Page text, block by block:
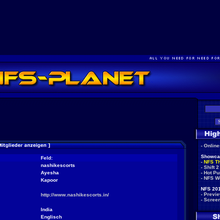
Feld:
nashikescorts
Ayesha
Kapoor
http://www.nashikescorts.in/
India
Englisch
-
- NFS
- Shift 2
- Hot
- NFS
NFS
-
-